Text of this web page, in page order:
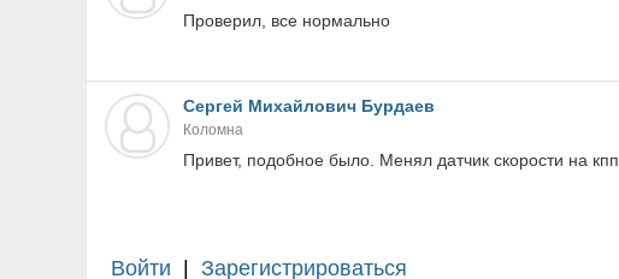
Проверил, все нормально
Сергей Михайлович Бурдаев
Коломна
Привет, подобное было. Менял датчик скорости на кпп
Войти Зарегистрироваться